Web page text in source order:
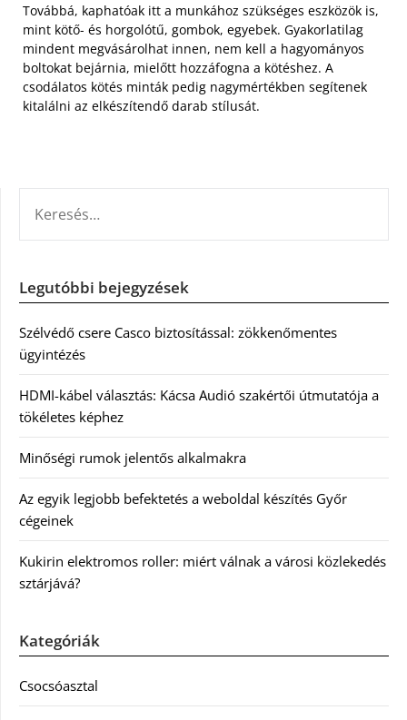
Továbbá, kaphatóak itt a munkához szükséges eszközök is,
mint kötő- és horgolótű, gombok, egyebek. Gyakorlatilag
mindent megvásárolhat innen, nem kell a hagyományos
boltokat bejárnia, mielőtt hozzáfogna a kötéshez. A
csodálatos kötés minták pedig nagymértékben segítenek
kitalálni az elkészítendő darab stílusát.
Legutóbbi bejegyzések
Szélvédő csere Casco biztosítással: zökkenőmentes
ügyintézés
HDMI-kábel választás: Kácsa Audió szakértői útmutatója a
tökéletes képhez
Minőségi rumok jelentős alkalmakra
Az egyik legjobb befektetés a weboldal készítés Győr
cégeinek
Kukirin elektromos roller: miért válnak a városi közlekedés
sztárjává?
Kategóriák
Csocsóasztal